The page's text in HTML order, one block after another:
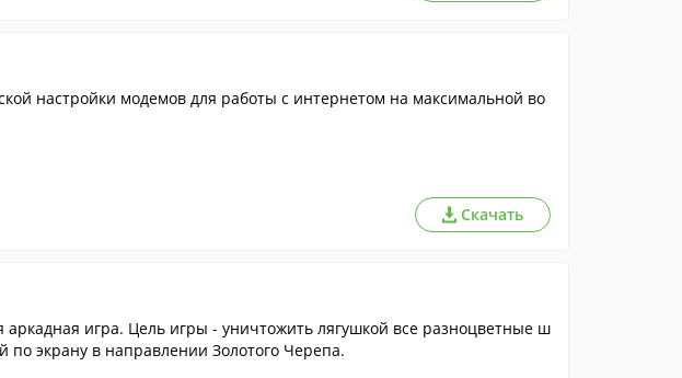
настройки модемов для работы с интернетом на максимальной во
Скачать
аркадная игра. Цель игры - уничтожить лягушкой все разноцветные ш
экрану в направлении Золотого Черепа.